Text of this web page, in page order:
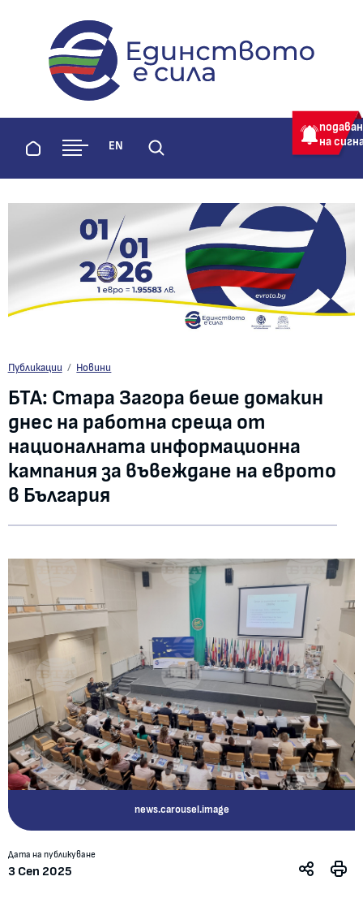
evroto.bgОфициална страница за приемане
Начало EN
на
Публикации Новини
БТА: Стара Загора беше домакин днес на работна среща от
БТА: Стара Загора беше домакин
днес на работна среща от
националната информационна
кампания за въвеждане на еврото
в България
news.carousel.image
Дата на публикуване
3 Сеп 2025